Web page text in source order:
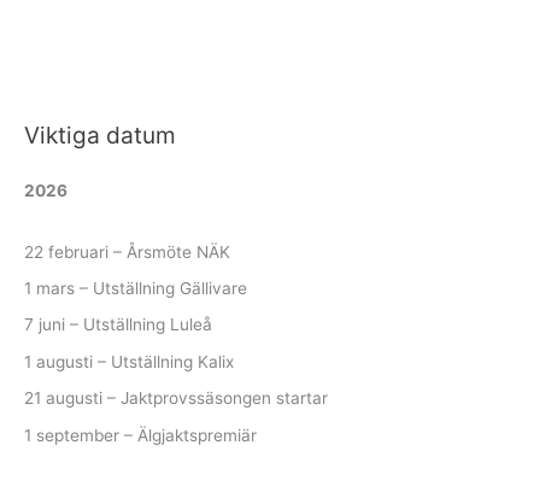
Viktiga datum
2026
22 februari – Årsmöte NÄK
1 mars – Utställning Gällivare
7 juni – Utställning Luleå
1 augusti – Utställning Kalix
21 augusti – Jaktprovssäsongen startar
1 september – Älgjaktspremiär